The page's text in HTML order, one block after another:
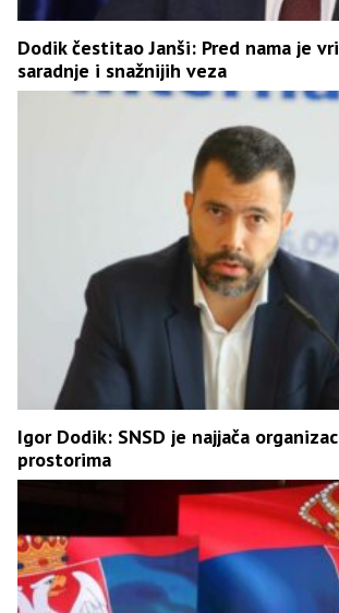
Dodik čestitao Janši: Pred nama je
saradnje i snažnijih veza
Igor Dodik: SNSD je najjača
prostorima